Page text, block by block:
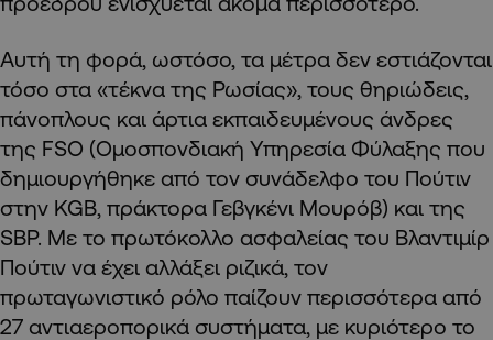
Αυτή τη φορά, ωστόσο, τα μέτρα δεν εστιάζονται
τόσο στα «τέκνα της Ρωσίας», τους θηριώδεις,
πάνοπλους και άρτια εκπαιδευμένους άνδρες
της FSO (Ομοσπονδιακή Υπηρεσία Φύλαξης που
δημιουργήθηκε από τον συνάδελφο του Πούτιν
στην KGB, πράκτορα Γεβγκένι Μουρόβ) και της
SBP. Με το πρωτόκολλο ασφαλείας του Βλαντιμίρ
Πούτιν να έχει αλλάξει ριζικά, τον
πρωταγωνιστικό ρόλο παίζουν περισσότερα από
27 αντιαεροπορικά συστήματα, με κυριότερο το